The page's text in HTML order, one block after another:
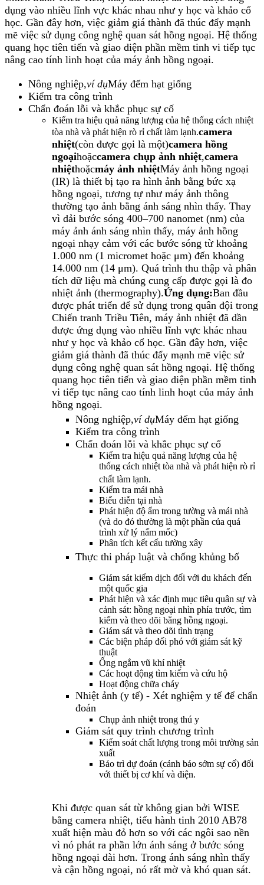
dụng vào nhiều lĩnh vực khác nhau như y học và khảo cổ
học. Gần đây hơn, việc giảm giá thành đã thúc đẩy mạnh
mẽ việc sử dụng công nghệ quan sát hồng ngoại. Hệ thống
quang học tiên tiến và giao diện phần mềm tinh vi tiếp tục
nâng cao tính linh hoạt của máy ảnh hồng ngoại.
Nông nghiệp,ví dụMáy đếm hạt giống
Kiểm tra công trình
Chẩn đoán lỗi và khắc phục sự cố
Kiểm tra hiệu quả năng lượng của hệ thống cách nhiệt
tòa nhà và phát hiện rò rỉ chất làm lạnh.camera
nhiệt(còn được gọi là một)camera hồng
ngoạihoặccamera chụp ảnh nhiệt,camera
nhiệthoặcmáy ảnh nhiệtMáy ảnh hồng ngoại
(IR) là thiết bị tạo ra hình ảnh bằng bức xạ
hồng ngoại, tương tự như máy ảnh thông
thường tạo ảnh bằng ánh sáng nhìn thấy. Thay
vì dải bước sóng 400–700 nanomet (nm) của
máy ảnh ánh sáng nhìn thấy, máy ảnh hồng
ngoại nhạy cảm với các bước sóng từ khoảng
1.000 nm (1 micromet hoặc μm) đến khoảng
14.000 nm (14 μm). Quá trình thu thập và phân
tích dữ liệu mà chúng cung cấp được gọi là đo
nhiệt ảnh (thermography).Ứng dụng:Ban đầu
được phát triển để sử dụng trong quân đội trong
Chiến tranh Triều Tiên, máy ảnh nhiệt đã dần
được ứng dụng vào nhiều lĩnh vực khác nhau
như y học và khảo cổ học. Gần đây hơn, việc
giảm giá thành đã thúc đẩy mạnh mẽ việc sử
dụng công nghệ quan sát hồng ngoại. Hệ thống
quang học tiên tiến và giao diện phần mềm tinh
vi tiếp tục nâng cao tính linh hoạt của máy ảnh
hồng ngoại.
Nông nghiệp,ví dụMáy đếm hạt giống
Kiểm tra công trình
Chẩn đoán lỗi và khắc phục sự cố
Kiểm tra hiệu quả năng lượng của hệ
thống cách nhiệt tòa nhà và phát hiện rò rỉ
chất làm lạnh.
Kiểm tra mái nhà
Biểu diễn tại nhà
Phát hiện độ ẩm trong tường và mái nhà
(và do đó thường là một phần của quá
trình xử lý nấm mốc)
Phân tích kết cấu tường xây
Thực thi pháp luật và chống khủng bố
Giám sát kiểm dịch đối với du khách đến
một quốc gia
Phát hiện và xác định mục tiêu quân sự và
cảnh sát: hồng ngoại nhìn phía trước, tìm
kiếm và theo dõi bằng hồng ngoại.
Giám sát và theo dõi tình trạng
Các biện pháp đối phó với giám sát kỹ
thuật
Ống ngắm vũ khí nhiệt
Các hoạt động tìm kiếm và cứu hộ
Hoạt động chữa cháy
Nhiệt ảnh (y tế) - Xét nghiệm y tế để chẩn
đoán
Chụp ảnh nhiệt trong thú y
Giám sát quy trình chương trình
Kiểm soát chất lượng trong môi trường sản
xuất
Bảo trì dự đoán (cảnh báo sớm sự cố) đối
với thiết bị cơ khí và điện.
Khi được quan sát từ không gian bởi WISE
bằng camera nhiệt, tiểu hành tinh 2010 AB78
xuất hiện màu đỏ hơn so với các ngôi sao nền
vì nó phát ra phần lớn ánh sáng ở bước sóng
hồng ngoại dài hơn. Trong ánh sáng nhìn thấy
và cận hồng ngoại, nó rất mờ và khó quan sát.